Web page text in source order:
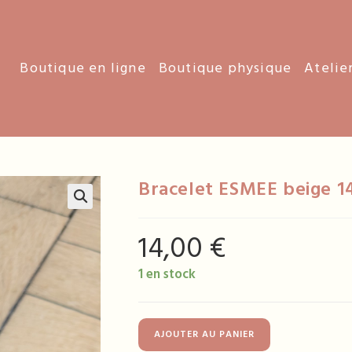
Boutique en ligne Boutique physique
Bracelet ESMEE beige
14,00 €
1 en stock
quantité
de
AJOUTER AU PANIER